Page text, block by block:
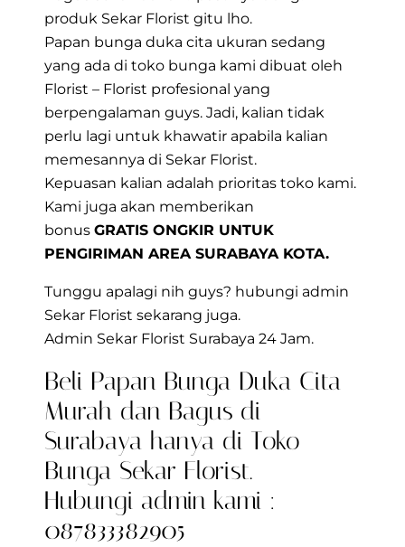
produk Sekar Florist gitu lho.
Papan bunga duka cita ukuran sedang
yang ada di toko bunga kami dibuat oleh
Florist – Florist profesional yang
berpengalaman guys. Jadi, kalian tidak
perlu lagi untuk khawatir apabila kalian
memesannya di Sekar Florist.
Kepuasan kalian adalah prioritas toko kami.
Kami juga akan memberikan
bonus GRATIS ONGKIR UNTUK
PENGIRIMAN AREA SURABAYA KOTA.
Tunggu apalagi nih guys? hubungi admin
Sekar Florist sekarang juga.
Admin Sekar Florist Surabaya 24 Jam.
Beli Papan Bunga Duka Cita
Murah dan Bagus di
Surabaya hanya di Toko
Bunga Sekar Florist.
Hubungi admin kami :
087833382905